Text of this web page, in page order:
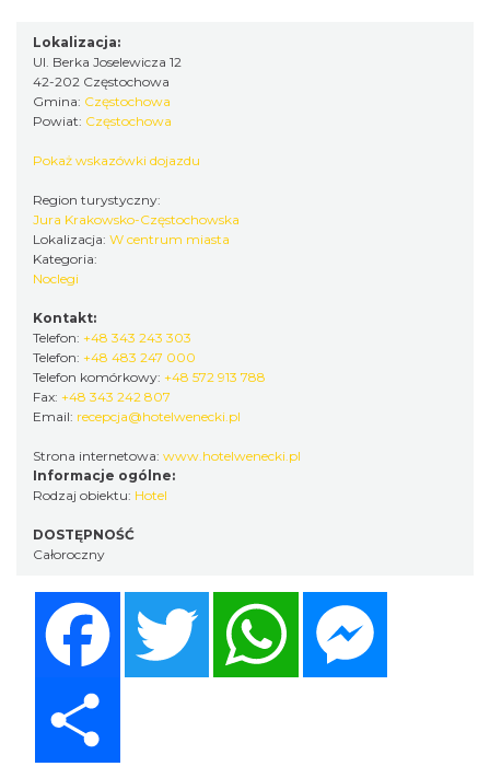
Lokalizacja:
Ul. Berka Joselewicza 12
42-202 Częstochowa
Gmina: Częstochowa
Powiat: Częstochowa
Pokaż wskazówki dojazdu
Region turystyczny:
Jura Krakowsko-Częstochowska
Lokalizacja: W centrum miasta
Kategoria:
Noclegi
Kontakt:
Telefon: +48 343 243 303
Telefon: +48 483 247 000
Telefon komórkowy: +48 572 913 788
Fax: +48 343 242 807
Email: recepcja@hotelwenecki.pl
Strona internetowa: www.hotelwenecki.pl
Informacje ogólne:
Rodzaj obiektu: Hotel
DOSTĘPNOŚĆ
Całoroczny
Twitter WhatsApp